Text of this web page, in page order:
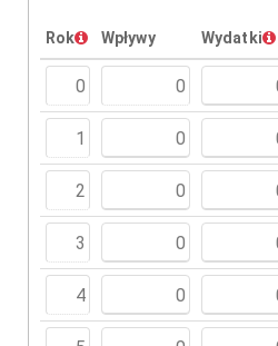
Rok Wpływy Wydatki